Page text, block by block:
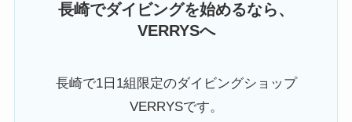
長崎でダイビングを始めるなら、
VERRYSへ
長崎で1日1組限定のダイビングショップ
VERRYSです。